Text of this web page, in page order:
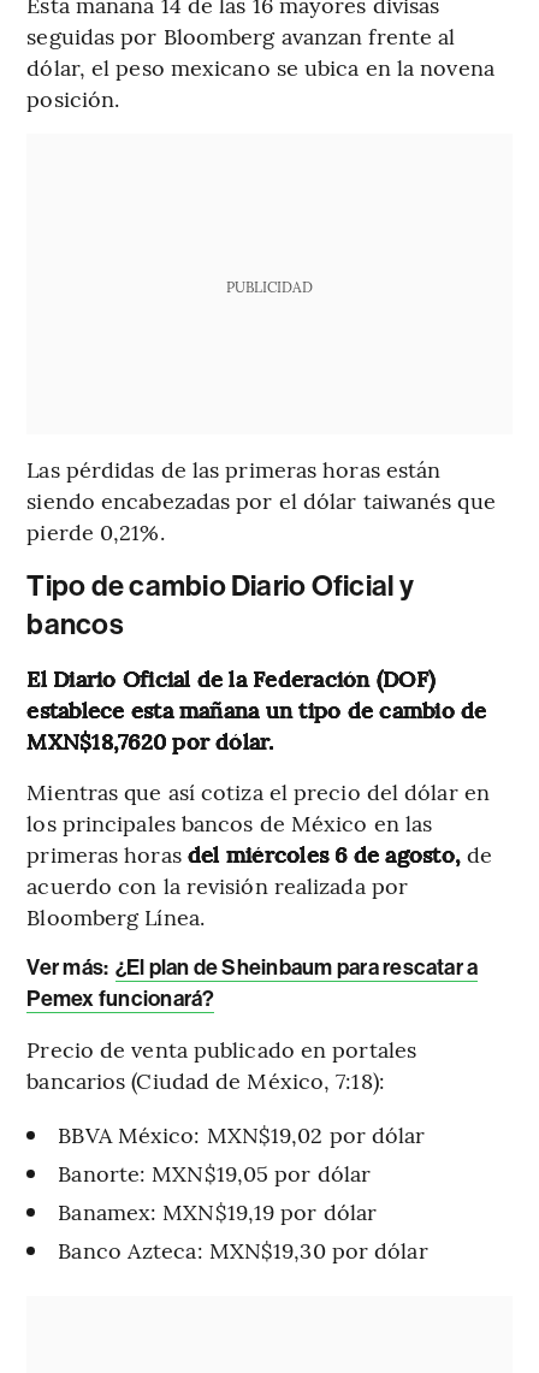
seguidas por Bloomberg avanzan frente al
dólar, el peso mexicano se ubica en la novena
posición.
PUBLICIDAD
Las pérdidas de las primeras horas están
siendo encabezadas por el dólar taiwanés que
pierde 0,21%.
Tipo de cambio Diario Oficial y
bancos
El Diario Oficial de la Federación (DOF)
establece esta mañana un tipo de cambio de
MXN$18,7620 por dólar.
Mientras que así cotiza el precio del dólar en
los principales bancos de México en las
primeras horas del miércoles 6 de agosto, de
acuerdo con la revisión realizada por
Bloomberg Línea.
Ver más: ¿El plan de Sheinbaum para rescatar a
Pemex funcionará?
Precio de venta publicado en portales
bancarios (Ciudad de México, 7:18):
BBVA México: MXN$19,02 por dólar
Banorte: MXN$19,05 por dólar
Banamex: MXN$19,19 por dólar
Banco Azteca: MXN$19,30 por dólar